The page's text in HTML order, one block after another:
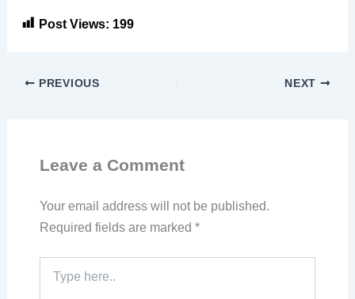
Post Views: 199
PREVIOUS NEXT
Leave a Comment
Your email address will not be published.
Required fields are marked *
here..